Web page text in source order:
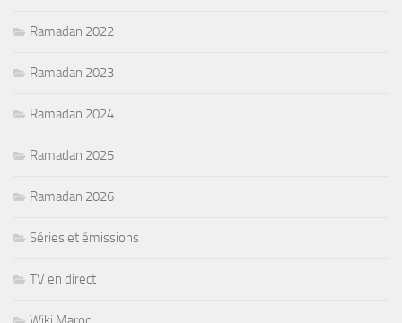
Ramadan 2022
Ramadan 2023
Ramadan 2024
Ramadan 2025
Ramadan 2026
Séries et émissions
TV en direct